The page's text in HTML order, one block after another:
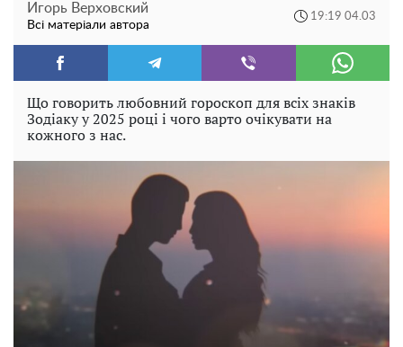
Игорь Верховский
Всі матеріали автора
19:19 04.03
Що говорить любовний гороскоп для всіх знаків
Зодіаку у 2025 році і чого варто очікувати на
кожного з нас.